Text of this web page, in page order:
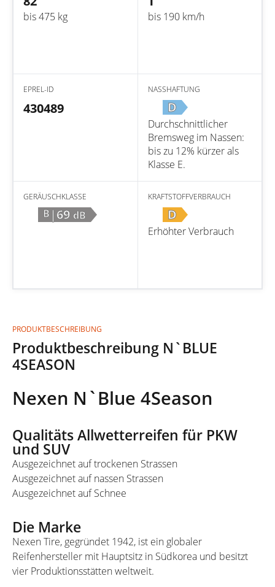
bis 475 kg bis 190 km/h
EPREL-ID
430489
NASSHAFTUNG
D
Durchschnittlicher
Bremsweg im Nassen:
bis zu 12% kürzer als
Klasse E.
GERÄUSCHKLASSE
B |69 dB
KRAFTSTOFFVERBRAUCH
D
Erhöhter Verbrauch
PRODUKTBESCHREIBUNG
Produktbeschreibung N`BLUE
4SEASON
Nexen N`Blue 4Season
QualitätsAllwetterreifen für PKW
und SUV
Ausgezeichnet auf trockenen Strassen
Ausgezeichnet auf nassen Strassen
Ausgezeichnet auf Schnee
Die Marke
Nexen Tire, gegründet 1942, ist ein globaler
Reifenhersteller mit Hauptsitz in Südkorea und besitzt
vier Produktionsstätten weltweit.